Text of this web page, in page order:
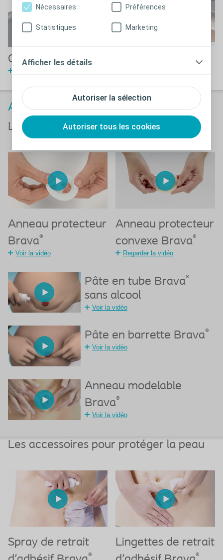
Autoriser la sélection
Autoriser tous les cookies
Nécessaires Préférences
Statistiques Marketing
Afficher les détails
Comment réaliser une irrigation ?
Accessoires de stomie Brava
Les accessoires pour prévenir les fuites
Anneau protecteur
Brava®
Voir la vidéo
Anneau protecteur
convexe Brava®
Regarder la vidéo
Pâte en tube Brava®
sans alcool
Voir la vidéo
Pâte en barrette Brava®
Voir la vidéo
Anneau modelable
Brava®
Voir la vidéo
Les accessoires pour protéger la peau
Spray de retrait
®
Lingettes de retrait
®